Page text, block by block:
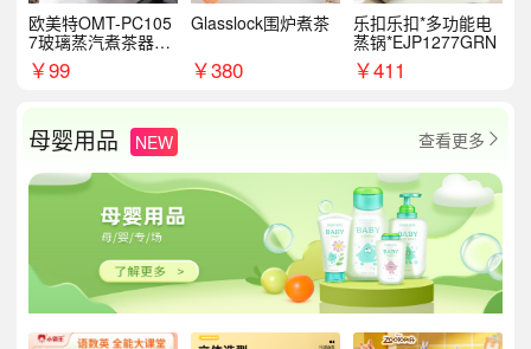
欧美特OMT-PC105
7玻璃蒸汽煮茶器黑
茶泡茶具茶壶花茶壶
￥99
Glasslock围炉煮茶
￥380
乐扣乐扣*多功能电
蒸锅*EJP1277GRN
￥411
母婴用品 NEW 查看更多 